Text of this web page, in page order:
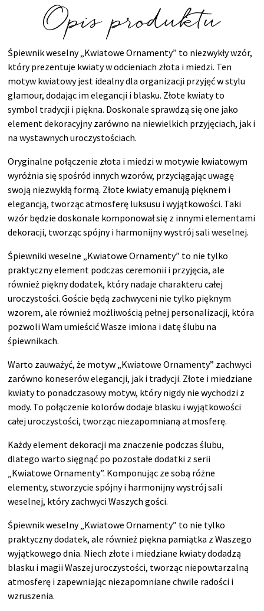
Opis produktu
Śpiewnik weselny „Kwiatowe Ornamenty” to niezwykły wzór,
który prezentuje kwiaty w odcieniach złota i miedzi. Ten
motyw kwiatowy jest idealny dla organizacji przyjęć w stylu
glamour, dodając im elegancji i blasku. Złote kwiaty to
symbol tradycji i piękna. Doskonale sprawdzą się one jako
element dekoracyjny zarówno na niewielkich przyjęciach, jak i
na wystawnych uroczystościach.
Oryginalne połączenie złota i miedzi w motywie kwiatowym
wyróżnia się spośród innych wzorów, przyciągając uwagę
swoją niezwykłą formą. Złote kwiaty emanują pięknem i
elegancją, tworząc atmosferę luksusu i wyjątkowości. Taki
wzór będzie doskonale komponował się z innymi elementami
dekoracji, tworząc spójny i harmonijny wystrój sali weselnej.
Śpiewniki weselne „Kwiatowe Ornamenty” to nie tylko
praktyczny element podczas ceremonii i przyjęcia, ale
również piękny dodatek, który nadaje charakteru całej
uroczystości. Goście będą zachwyceni nie tylko pięknym
wzorem, ale również możliwością pełnej personalizacji, która
pozwoli Wam umieścić Wasze imiona i datę ślubu na
śpiewnikach.
Warto zauważyć, że motyw „Kwiatowe Ornamenty” zachwyci
zarówno koneserów elegancji, jak i tradycji. Złote i miedziane
kwiaty to ponadczasowy motyw, który nigdy nie wychodzi z
mody. To połączenie kolorów dodaje blasku i wyjątkowości
całej uroczystości, tworząc niezapomnianą atmosferę.
Każdy element dekoracji ma znaczenie podczas ślubu,
dlatego warto sięgnąć po pozostałe dodatki z serii
„Kwiatowe Ornamenty”. Komponując ze sobą różne
elementy, stworzycie spójny i harmonijny wystrój sali
weselnej, który zachwyci Waszych gości.
Śpiewnik weselny „Kwiatowe Ornamenty” to nie tylko
praktyczny dodatek, ale również piękna pamiątka z Waszego
wyjątkowego dnia. Niech złote i miedziane kwiaty dodadzą
blasku i magii Waszej uroczystości, tworząc niepowtarzalną
atmosferę i zapewniając niezapomniane chwile radości i
wzruszenia.